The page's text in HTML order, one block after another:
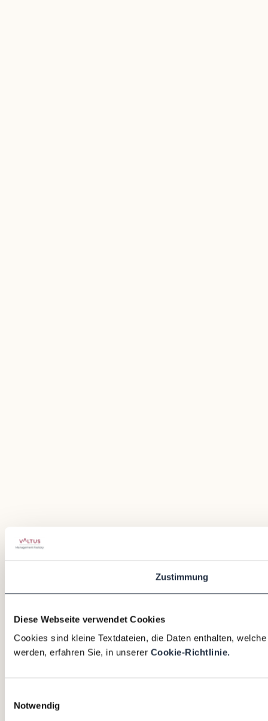
Zustimmung
Diese Webseite verwendet Cookies
Cookies sind kleine Textdateien, die Daten enthalten,
werden, erfahren Sie, in unserer Cookie-Richtlinie.
Notwendig